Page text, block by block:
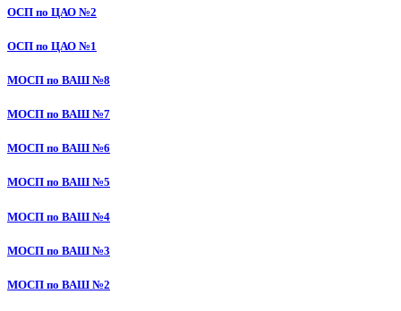
ОСП по ЦАО №2
ОСП по ЦАО №1
МОСП по ВАШ №8
МОСП по ВАШ №7
МОСП по ВАШ №6
МОСП по ВАШ №5
МОСП по ВАШ №4
МОСП по ВАШ №3
МОСП по ВАШ №2